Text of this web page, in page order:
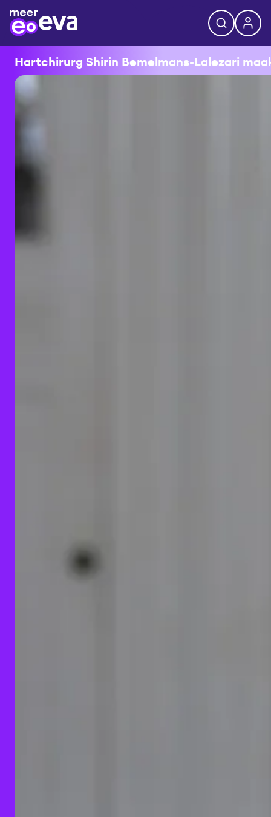
Hartchirurg Shirin Bemelmans-Lalezari